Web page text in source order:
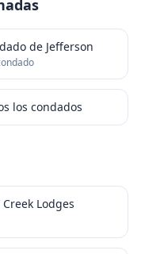
de Jefferson
los condados
Creek Lodges